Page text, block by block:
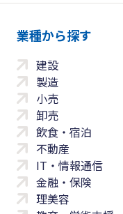
業種から探す
建設
製造
小売
卸売
飲食・宿泊
不動産
IT・情報通信
金融・保険
理美容